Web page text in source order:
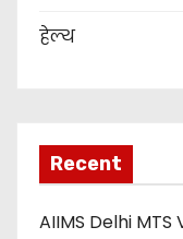
हेल्थ
Recent
AIIMS Delhi